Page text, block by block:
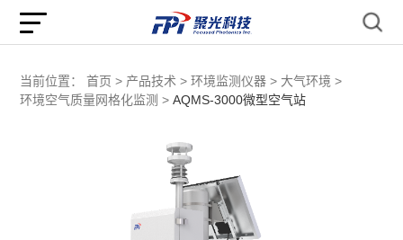
当前位置： 首页 > 产品技术 > 环境监测仪器 > 大气环境 >
环境空气质量网格化监测 > AQMS-3000微型空气站